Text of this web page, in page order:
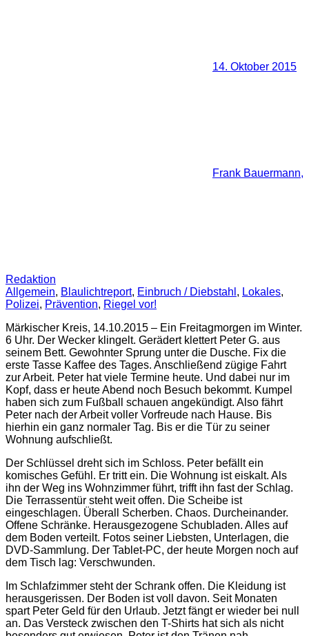
14. Oktober 2015
Frank Bauermann,
Redaktion
Allgemein, Blaulichtreport, Einbruch / Diebstahl , Lokales,
Polizei, Prävention, Riegel vor!
Märkischer Kreis, 14.10.2015 – Ein Freitagmorgen im Winter.
6 Uhr. Der Wecker klingelt. Gerädert klettert Peter G. aus
seinem Bett. Gewohnter Sprung unter die Dusche. Fix die
erste Tasse Kaffee des Tages. Anschließend zügige Fahrt
zur Arbeit. Peter hat viele Termine heute. Und dabei nur im
Kopf, dass er heute Abend noch Besuch bekommt. Kumpel
haben sich zum Fußball schauen angekündigt. Also fährt
Peter nach der Arbeit voller Vorfreude nach Hause. Bis
hierhin ein ganz normaler Tag. Bis er die Tür zu seiner
Wohnung aufschließt.
Der Schlüssel dreht sich im Schloss. Peter befällt ein
komisches Gefühl. Er tritt ein. Die Wohnung ist eiskalt. Als
ihn der Weg ins Wohnzimmer führt, trifft ihn fast der Schlag.
Die Terrassentür steht weit offen. Die Scheibe ist
eingeschlagen. Überall Scherben. Chaos. Durcheinander.
Offene Schränke. Herausgezogene Schubladen. Alles auf
dem Boden verteilt. Fotos seiner Liebsten, Unterlagen, die
DVD-Sammlung. Der Tablet-PC, der heute Morgen noch auf
dem Tisch lag: Verschwunden.
Im Schlafzimmer steht der Schrank offen. Die Kleidung ist
herausgerissen. Der Boden ist voll davon. Seit Monaten
spart Peter Geld für den Urlaub. Jetzt fängt er wieder bei null
an. Das Versteck zwischen den T-Shirts hat sich als nicht